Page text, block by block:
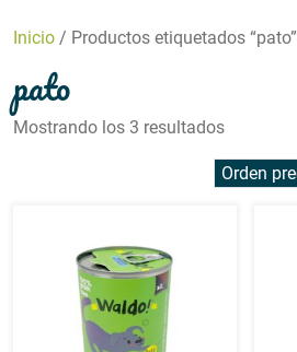
Inicio / Productos etiquetados “pato”
pato
Mostrando los 3 resultados